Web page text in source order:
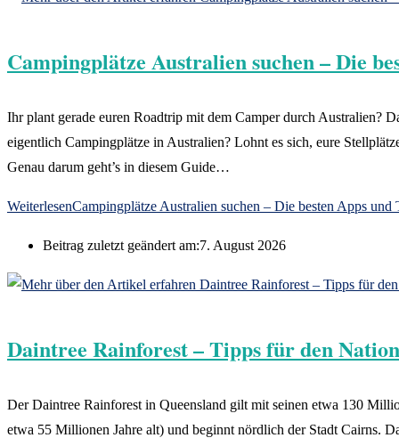
Campingplätze Australien suchen – Die
Ihr plant gerade euren Roadtrip mit dem Camper durch Australien?
eigentlich Campingplätze in Australien? Lohnt es sich, eure
Genau darum geht’s in diesem Guide…
WeiterlesenCampingplätze Australien suchen – Die besten Apps und
Beitrag zuletzt geändert am:7. August 2026
Daintree Rainforest – Tipps für den
Der Daintree Rainforest in Queensland gilt mit seinen etwa 130
etwa 55 Millionen Jahre alt) und beginnt nördlich der Stadt Cairns.